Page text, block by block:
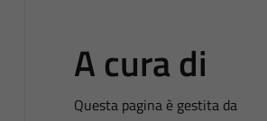
A cura di
Questa pagina è gestita da